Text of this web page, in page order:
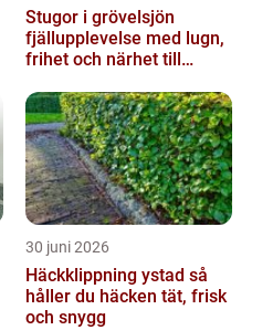
Stugor i grövelsjön
fjällupplevelse med lugn,
frihet och närhet till
30 juni 2026
Häckklippning ystad så
håller du häcken tät, frisk
och snygg